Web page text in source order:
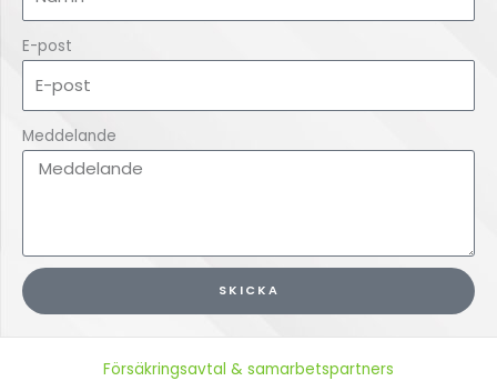
E-post
Meddelande
SKICKA
Försäkringsavtal & samarbetspartners